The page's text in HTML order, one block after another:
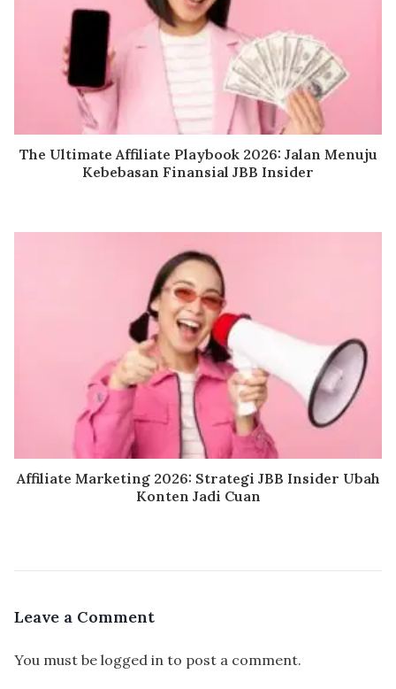
The Ultimate Affiliate Playbook 2026: Jalan Menuju
Kebebasan Finansial JBB Insider
Affiliate Marketing 2026: Strategi JBB Insider Ubah
Konten Jadi Cuan
Leave a Comment
You must be logged in to post a comment.